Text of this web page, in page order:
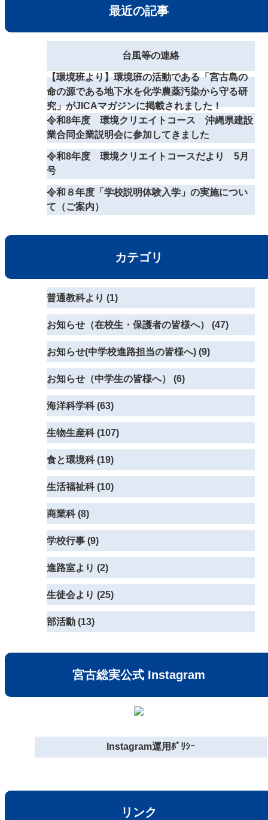
最近の記事
台風等の連絡
【環境班より】環境班の活動である「宮古島の
命の源である地下水を化学農薬汚染から守る研
究」がJICAマガジンに掲載されました！
令和8年度 環境クリエイトコース 沖縄県建設
業合同企業説明会に参加してきました
令和8年度 環境クリエイトコースだより 5月
号
令和８年度「学校説明体験入学」の実施につい
て（ご案内）
カテゴリ
普通教科より (1)
お知らせ（在校生・保護者の皆様へ） (47)
お知らせ(中学校進路担当の皆様へ) (9)
お知らせ（中学生の皆様へ） (6)
海洋科学科 (63)
生物生産科 (107)
食と環境科 (19)
生活福祉科 (10)
商業科 (8)
学校行事 (9)
進路室より (2)
生徒会より (25)
部活動 (13)
宮古総実公式 Instagram
Instagram運用ﾎﾟﾘｼｰ
リンク